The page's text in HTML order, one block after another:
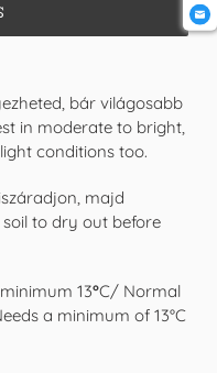
bár világosabb
in moderate to bright,
conditions too.
majd
to dry out before
13°C/ Normal
a minimum of 13°C